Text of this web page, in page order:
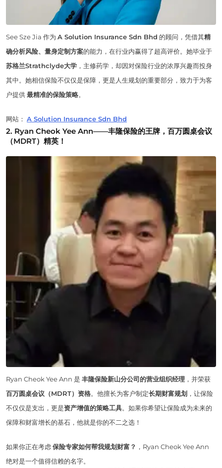
See Sze Jia 作为 A Solution Insurance Sdn Bhd 的顾问，凭借其精
确分析风险、量身定制方案的能力，在行业内赢得了超高评价。她毕业于
苏格兰Strathclyde大学 ，主修药学，却因对保险行业的浓厚兴趣而投身
其中。她相信保险不仅仅是保障，更是人生规划的重要部分，致力于为客
户提供最精准的保险策略。
网站： A Solution Insurance Sdn Bhd
2. Ryan Cheok Yee Ann——丰隆保险的王牌，百万圆桌会议
（MDRT）精英！
Ryan Cheok Yee Ann 是 丰隆保险新山分公司的营业组织经理 ，并荣获
百万圆桌会议（MDRT）资格。他擅长为客户制定长期财富规划 ，让保险
不仅仅是支出，更是资产增值的策略工具。如果你希望让保险成为未来的
保障和财富增长的基石，他就是你的不二之选！
如果你正在考虑保险专家如何帮我规划财富？ ，Ryan Cheok Yee Ann
绝对是一个值得信赖的名字。